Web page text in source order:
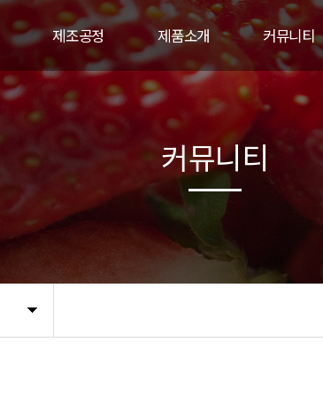
제조공정
공정도
제품소개
컵과일
대용량 컵과일
세척사과
커뮤니티
공지사항
고객문의(CS)
갤러리
커뮤니티